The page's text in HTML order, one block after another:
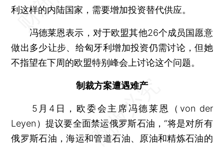
利这样的内陆国家，需要增加投资替代供应。
冯德莱恩表示，对于欧盟其他26个成员国愿意
做出多少让步、给匈牙利增加投资仍需讨论，但她
不指望在下周的欧盟特别峰会上讨论这个问题。
制裁方案遭遇难产
5月4日，欧委会主席冯德莱恩（von der
Leyen）提议要全面禁运俄罗斯石油，“将是对所有
俄罗斯石油，海运和管道石油、原油和精炼石油的